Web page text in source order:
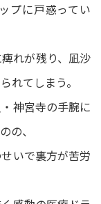
プに戸惑ってい
れが残り、凪沙
れてしまう。
神宮寺の手腕に
の、
いで裏方が苦労